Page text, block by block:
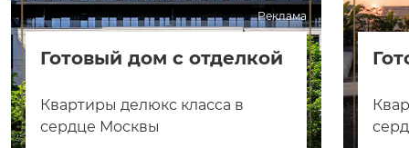
Реклама
Готовый дом с отделкой
Квартиры делюкс класса в
сердце Москвы